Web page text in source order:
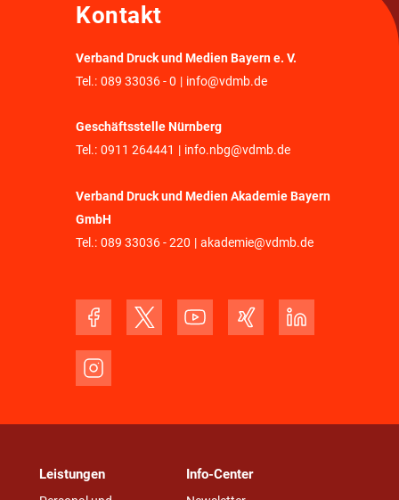
Kontakt
Verband Druck und Medien Bayern e. V.
Tel.: 089 33036 - 0 | info@vdmb.de
Geschäftsstelle Nürnberg
Tel.: 0911 264441 | info.nbg@vdmb.de
Verband Druck und Medien Akademie Bayern
GmbH
Tel.: 089 33036 - 220 | akademie@vdmb.de
Leistungen Info-Center